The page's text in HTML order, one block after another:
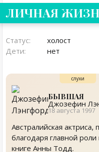
ЛИЧНАЯ
Статус:
холост
Дети:
нет
БЫВШАЯ
Джозефин
18 августа 1997
Австралийская
благодаря главной
книге Анны Тодд.